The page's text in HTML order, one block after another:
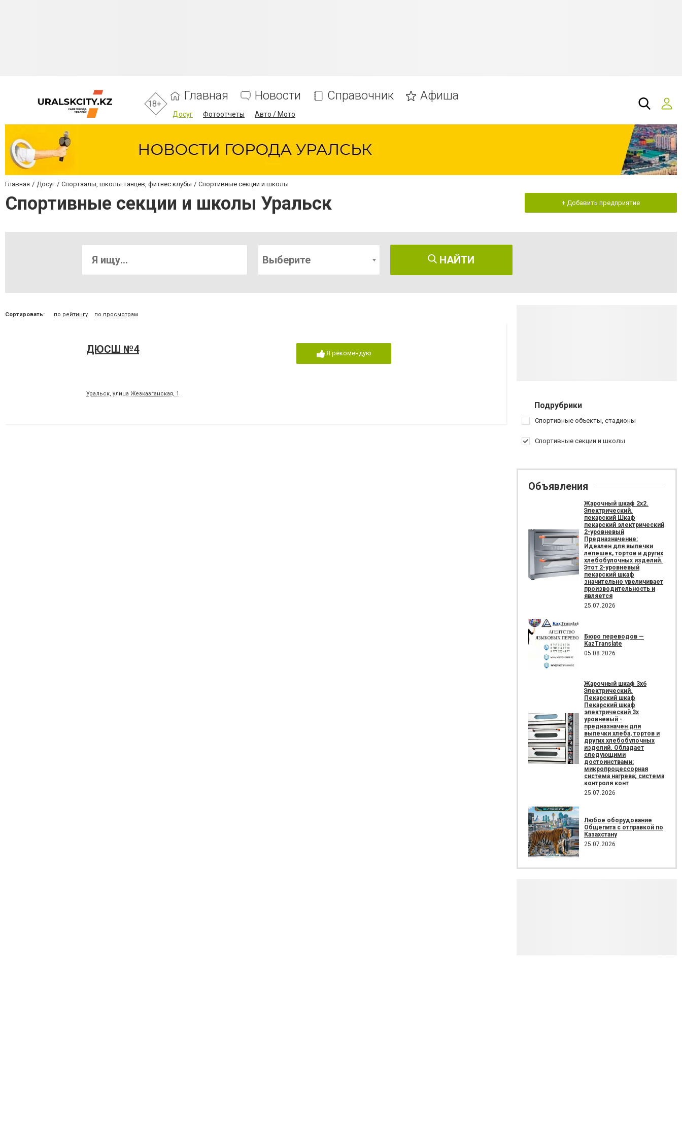
18+
Главная Новости Справочник Афиша
Досуг Фотоотчеты Авто / Мото
Главная Досуг Спортзалы, школы танцев, фитнес клубы Спортивные секции и школы
Спортивные секции и школы Уральск + Добавить предприятие
Выберите НАЙТИ
Сортировать: по рейтингу по просмотрам
ДЮСШ №4
Уральск, улица Жезказганская, 1
Я рекомендую
Подрубрики
Спортивные объекты, стадионы
Спортивные секции и школы
Объявления
Жарочный шкаф 2х2.
Электрический.
пекарский Шкаф
пекарский электрический
2-уровневый
Предназначение:
Идеален для выпечки
лепешек, тортов и других
хлебобулочных изделий.
Этот 2-уровневый
пекарский шкаф
значительно увеличивает
производительность и
является
25.07.2026
Бюро переводов —
KazTranslate
05.08.2026
Жарочный шкаф 3х6
Электрический.
Пекарский шкаф
Пекарский шкаф
электрический 3х
уровневый -
предназначен для
выпечки хлеба, тортов и
других хлебобулочных
изделий. Обладает
следующими
достоинствами:
микропроцессорная
система нагрева; система
контроля конт
25.07.2026
Любое оборудование
Общепита с отправкой по
Казахстану
25.07.2026